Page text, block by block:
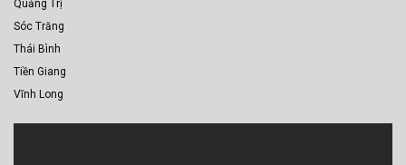
Quảng Trị
Sóc Trăng
Thái Bình
Tiền Giang
Vĩnh Long